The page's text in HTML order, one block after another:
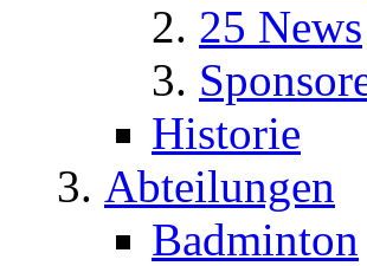
25 News
Historie
Abteilungen
Badminton